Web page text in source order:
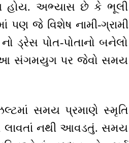
હોય. અભ્યાસ છે કે ભૂલી
પણ જે વિશેષ નામી-ગ્રામી
ડ્રેસ પોત-પોતાનો બનેલો
સંગમયુગ પર જેવો સમય
સમય પ્રમાણે સ્મૃતિ
લાવતાં નથી આવડતું. સમય